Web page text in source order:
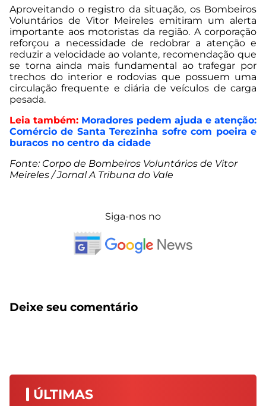
Aproveitando o registro da situação, os Bombeiros
Voluntários de Vitor Meireles emitiram um alerta
importante aos motoristas da região. A corporação
reforçou a necessidade de redobrar a atenção e
reduzir a velocidade ao volante, recomendação que
se torna ainda mais fundamental ao trafegar por
trechos do interior e rodovias que possuem uma
circulação frequente e diária de veículos de carga
pesada.
Leia também: Moradores pedem ajuda e atenção:
Comércio de Santa Terezinha sofre com poeira e
buracos no centro da cidade
Fonte: Corpo de Bombeiros Voluntários de Vitor
Meireles / Jornal A Tribuna do Vale
Siga-nos no
Deixe seu comentário
ÚLTIMAS